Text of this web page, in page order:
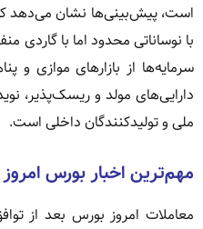
است، پیش‌بینی‌ها نشان می‌دهد
با نوساناتی محدود اما با گاردی
سرمایه‌ها از بازارهای موازی و
دارایی‌های مولد و ریسک‌پذیر،
ملی و تولیدکنندگان داخلی است.
مهم‌ترین اخبار بورس امروز
معاملات امروز بورس بعد از